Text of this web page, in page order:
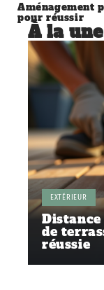
Aménagement
pour réussir
À la une
EXTÉRIEUR
de
réussie